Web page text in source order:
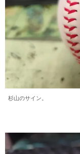
杉山のサイン。